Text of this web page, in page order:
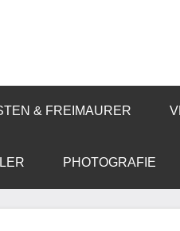
& FREIMAURER
PHOTOGRAFIE